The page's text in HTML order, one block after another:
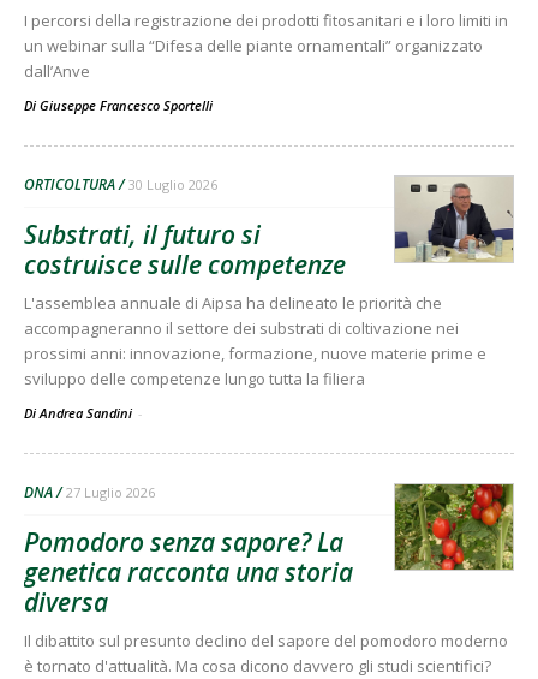
I percorsi della registrazione dei prodotti fitosanitari e i loro limiti in
un webinar sulla “Difesa delle piante ornamentali” organizzato
dall’Anve
Di Giuseppe Francesco Sportelli
ORTICOLTURA 30 Luglio 2026
Substrati, il futuro si
costruisce sulle competenze
L'assemblea annuale di Aipsa ha delineato le priorità che
accompagneranno il settore dei substrati di coltivazione nei
prossimi anni: innovazione, formazione, nuove materie prime e
sviluppo delle competenze lungo tutta la filiera
Di Andrea Sandini -
DNA 27 Luglio 2026
Pomodoro senza sapore? La
genetica racconta una storia
diversa
Il dibattito sul presunto declino del sapore del pomodoro moderno
è tornato d'attualità. Ma cosa dicono davvero gli studi scientifici?